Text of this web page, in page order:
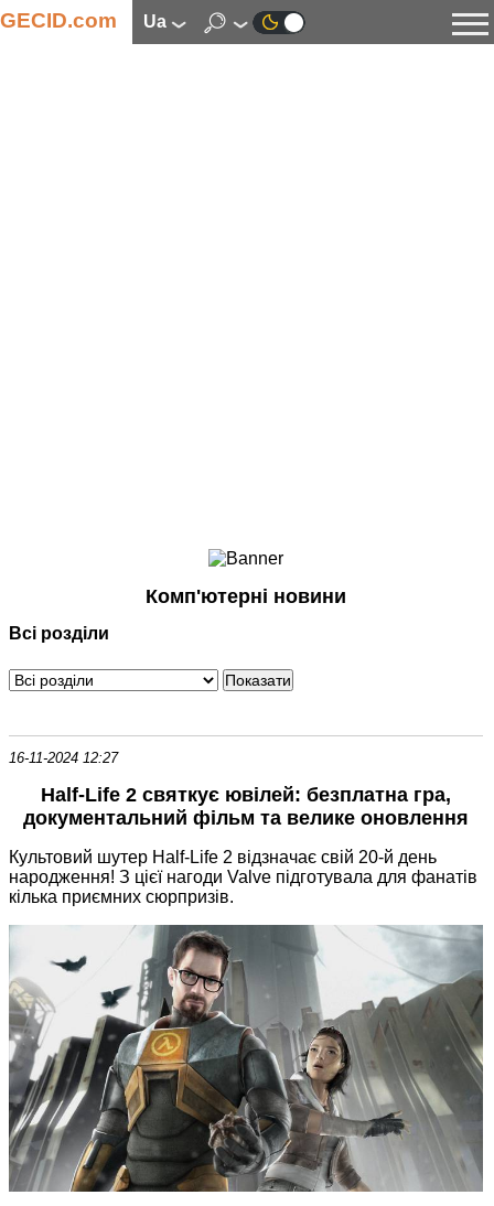
GECID.com ua
Смартфони
Периферія
Програмне забезпечення
Комп'ютерні новини
Всі розділи
16-11-2024 12:27
Half-Life 2 святкує ювілей: безплатна гра,
документальний фільм та велике оновлення
Культовий шутер Half-Life 2 відзначає свій 20-й день
народження! З цієї нагоди Valve підготувала для фанатів
кілька приємних сюрпризів.